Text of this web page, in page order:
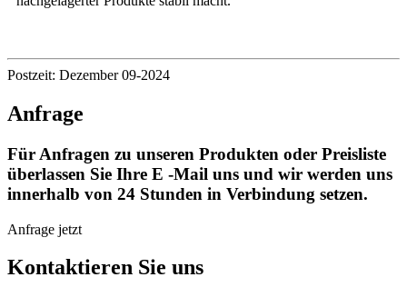
Postzeit: Dezember 09-2024
Anfrage
Für Anfragen zu unseren Produkten oder Preisliste
überlassen Sie Ihre E -Mail uns und wir werden uns
innerhalb von 24 Stunden in Verbindung setzen.
Anfrage jetzt
Kontaktieren Sie uns